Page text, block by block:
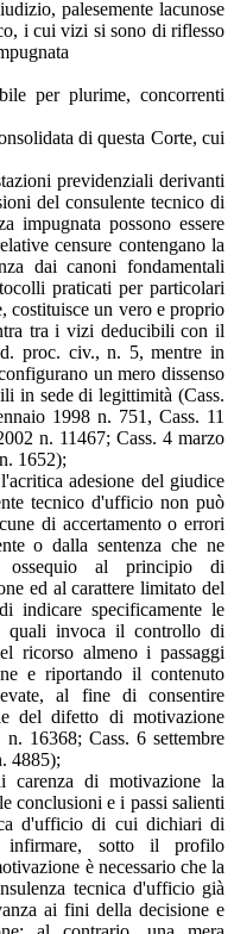
palesemente lacunose
i cui vizi si sono di riflesso
per plurime, concorrenti
di questa Corte, cui
previdenziali derivanti
del consulente tecnico di
impugnata possono essere
censure contengano la
dai canoni fondamentali
praticati per particolari
costituisce un vero e proprio
tra i vizi deducibili con il
proc. civ., n. 5, mentre in
un mero dissenso
in sede di legittimità (Cass.
1998 n. 751, Cass. 11
n. 11467; Cass. 4 marzo
1652);
adesione del giudice
tecnico d'ufficio non può
di accertamento o errori
o dalla sentenza che ne
al principio di
ed al carattere limitato del
indicare specificamente le
quali invoca il controllo di
ricorso almeno i passaggi
e riportando il contenuto
al fine di consentire
del difetto di motivazione
16368; Cass. 6 settembre
4885);
di motivazione la
conclusioni e i passi salienti
d'ufficio di cui dichiari di
infirmare, sotto il profilo
è necessario che la
tecnica d'ufficio già
ai fini della decisione e